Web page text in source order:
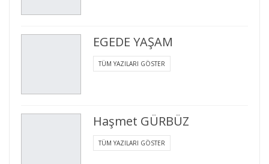
EGEDE YAŞAM
TÜM YAZILARI GÖSTER
Haşmet GÜRBÜZ
TÜM YAZILARI GÖSTER